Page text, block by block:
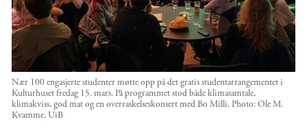
Nær 100 engasjerte studenter møtte opp på det gratis studentarrangementet i
Kulturhuset fredag 15. mars. På programmet stod både klimasamtale,
klimakviss, god mat og en overraskelseskonsert med Bo Milli. Photo:Ole M.
Kvamme, UiB